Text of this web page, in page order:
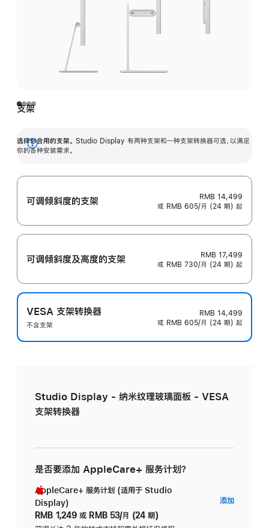
支架
选择你合用的支架。 Studio Display 有两种支架和一种支架转换器可选，以满足
你的各种安装需求。
展
可调倾斜度的支架
RMB 14,499
或 RMB 605/月 (24 期) 起
可调倾斜度及高‍度的支‍架
RMB 17,499
或 RMB 730/月 (24 期) 起
VESA 支架转换器
不含支架
RMB 14,499
或 RMB 605/月 (24 期) 起
Studio Display - 纳米纹理玻璃面板 - VESA
支架转换器
是否要添加 AppleCare+ 服务计划？
AppleCare+ 服务计划 (适用于 Studio
Display)
RMB 1,249 或 RMB 53/月 (24 期)
添加